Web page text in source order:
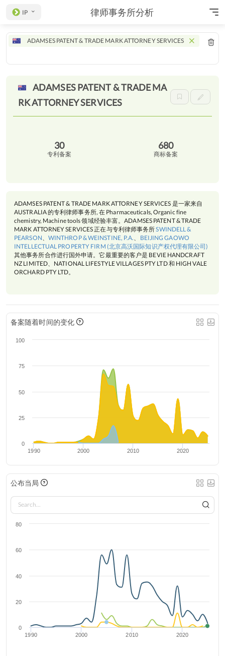
IP 律师事务所分析
ADAMSES PATENT & TRADE MARK ATTORNEY SERVICES
ADAMSES PATENT & TRADE MA
RK ATTORNEYSERVICES
30
专利备案
680
商标备案
ADAMSES PATENT & TRADE MARK ATTORNEY SERVICES 是一家来自
AUSTRALIA 的专利律师事务所, 在 Pharmaceuticals, Organic fine
chemistry, Machine tools 领域经验丰富。ADAMSES PATENT & TRADE
MARK ATTORNEY SERVICES 正在与专利律师事务所SWINDELL &
PEARSON
WINTHROP & WEINSTINE, P.A.
BEIJING GAOWO
INTELLECTUAL PROPERTY FIRM (北京高沃国际知识产权代理有限公司)
其他事务所合作进行国外申请。它最重要的客户是 BEVIE HANDCRAFT
NZ LIMITED、NATIONAL LIFESTYLE VILLAGES PTY LTD 和 HIGH VALE
ORCHARD PTY LTD。
备案随着时间的变化
1990 2000 2010 2020
0
25
50
75
100
公布当局
1990 2000 2010 2020
0
20
40
60
80